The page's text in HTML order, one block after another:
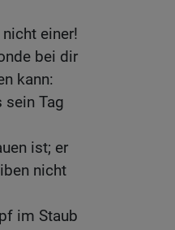
einer!
bei dir
kann:
sein Tag
ist; er
nicht
im Staub